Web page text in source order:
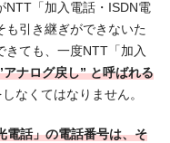
NTT「加入電話・ISDN電
引き継ぎができないた
きても、一度NTT「加入
ナログ戻し” と呼ばれる
しなくてはなりません。
電話」の電話番号は、そ